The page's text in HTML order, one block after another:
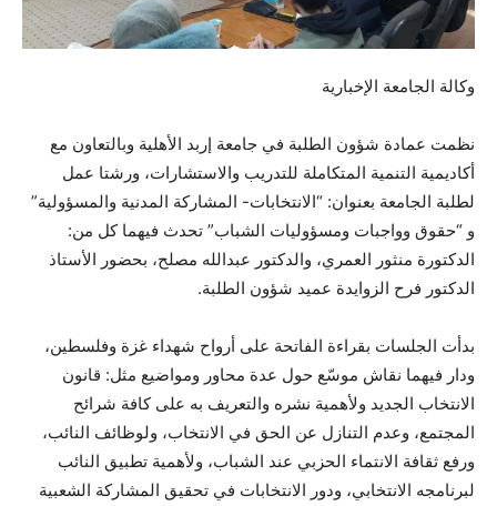
وكالة الجامعة الإخبارية
نظمت عمادة شؤون الطلبة في جامعة إربد الأهلية وبالتعاون مع
أكاديمية التنمية المتكاملة للتدريب والاستشارات، ورشتا عمل
لطلبة الجامعة بعنوان: “الانتخابات- المشاركة المدنية والمسؤولية”
و “حقوق وواجبات ومسؤوليات الشباب” تحدث فيهما كل من:
الدكتورة منثور العمري، والدكتور عبدالله مصلح، بحضور الأستاذ
الدكتور فرح الزوايدة عميد شؤون الطلبة.
بدأت الجلسات بقراءة الفاتحة على أرواح شهداء غزة وفلسطين،
ودار فيهما نقاش موسّع حول عدة محاور ومواضيع مثل: قانون
الانتخاب الجديد ولأهمية نشره والتعريف به على كافة شرائح
المجتمع، وعدم التنازل عن الحق في الانتخاب، ولوظائف النائب،
ورفع ثقافة الانتماء الحزبي عند الشباب، ولأهمية تطبيق النائب
لبرنامجه الانتخابي، ودور الانتخابات في تحقيق المشاركة الشعبية